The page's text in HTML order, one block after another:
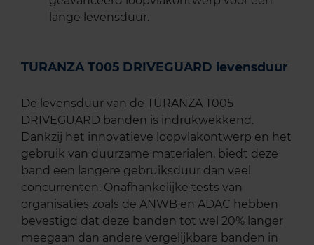
lange levensduur.
TURANZA T005 DRIVEGUARD levensduur
De levensduur van de TURANZA T005
DRIVEGUARD banden is indrukwekkend.
Dankzij het innovatieve loopvlakontwerp en het
gebruik van duurzame materialen, biedt deze
band een langere gebruiksduur dan veel
concurrenten. Onafhankelijke tests van
organisaties zoals de ANWB en ADAC hebben
bevestigd dat deze banden tot wel 20% langer
meegaan dan andere vergelijkbare banden in